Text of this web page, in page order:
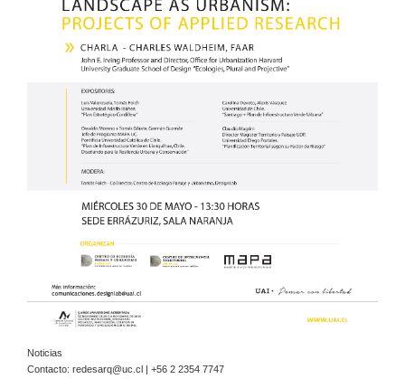
Noticias
Contacto: redesarq@uc.cl | +56 2 2354 7747